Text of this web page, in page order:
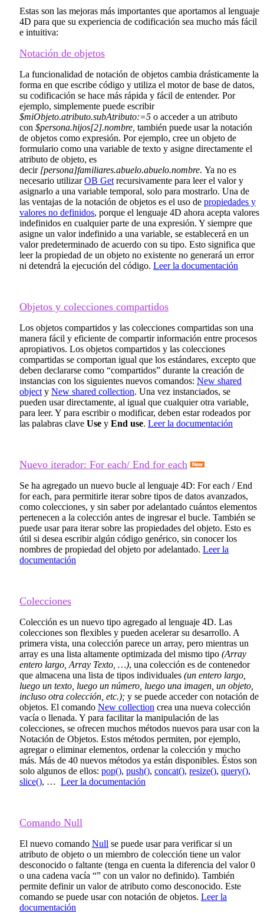
Estas son las mejoras más importantes que aportamos al lenguaje
4D para que su experiencia de codificación sea mucho más fácil
e intuitiva:
Notación de objetos
La funcionalidad de notación de objetos cambia drásticamente la
forma en que escribe código y utiliza el motor de base de datos,
su codificación se hace más rápida y fácil de entender. Por
ejemplo, simplemente puede escribir
$miObjeto.atributo.subAtributo:=5 o acceder a un atributo
con $persona.hijos[2].nombre, también puede usar la notación
de objetos como expresión. Por ejemplo, cree un objeto de
formulario como una variable de texto y asigne directamente el
atributo de objeto, es
decir [persona]familiares.abuelo.abuelo.nombre. Ya no es
necesario utilizarOB Get recursivamente para leer el valor y
asignarlo a una variable temporal, solo para mostrarlo. Una de
las ventajas de la notación de objetos es el uso de propiedades y
valores no definidos, porque el lenguaje 4D ahora acepta valores
indefinidos en cualquier parte de una expresión. Y siempre que
asigne un valor indefinido a una variable, se establecerá en un
valor predeterminado de acuerdo con su tipo. Esto significa que
leer la propiedad de un objeto no existente no generará un error
ni detendrá la ejecución del código. Leer la documentación
Objetos y colecciones compartidos
Los objetos compartidos y las colecciones compartidas son una
manera fácil y eficiente de compartir información entre procesos
apropiativos. Los objetos compartidos y las colecciones
compartidas se comportan igual que los estándares, excepto que
deben declararse como “compartidos” durante la creación de
instancias con los siguientes nuevos comandos: New shared
object y New shared collection. Una vez instanciados, se
pueden usar directamente, al igual que cualquier otra variable,
para leer. Y para escribir o modificar, deben estar rodeados por
las palabras clave Use y End use. Leer la documentación
Nuevo iterador: For each/ End for each
Se ha agregado un nuevo bucle al lenguaje 4D: For each / End
for each, para permitirle iterar sobre tipos de datos avanzados,
como colecciones, y sin saber por adelantado cuántos elementos
pertenecen a la colección antes de ingresar el bucle. También se
puede usar para iterar sobre las propiedades del objeto. Esto es
útil si desea escribir algún código genérico, sin conocer los
nombres de propiedad del objeto por adelantado. Leer la
documentación
Colecciones
Colección es un nuevo tipo agregado al lenguaje 4D. Las
colecciones son flexibles y pueden acelerar su desarrollo. A
primera vista, una colección parece un array, pero mientras un
array es una lista altamente optimizada del mismo tipo (Array
entero largo, Array Texto, …), una colección es de contenedor
que almacena una lista de tipos individuales (un entero largo,
luego un texto, luego un número, luego una imagen, un objeto,
incluso otra colección, etc.); y se puede acceder con notación de
objetos. El comando New collection crea una nueva colección
vacía o llenada. Y para facilitar la manipulación de las
colecciones, se ofrecen muchos métodos nuevos para usar con la
Notación de Objetos. Estos métodos permiten, por ejemplo,
agregar o eliminar elementos, ordenar la colección y mucho
más. Más de 40 nuevos métodos ya están disponibles. Éstos son
solo algunos de ellos: pop(), push(), concat(), resize(), query(),
slice(), … Leer la documentación
Comando Null
El nuevo comando Null se puede usar para verificar si un
atributo de objeto o un miembro de colección tiene un valor
desconocido o faltante (tenga en cuenta la diferencia del valor 0
o una cadena vacía “” con un valor no definido). También
permite definir un valor de atributo como desconocido. Este
comando se puede usar con notación de objetos. Leer la
documentación